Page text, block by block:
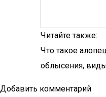
Читайте также:
Что такое
облысения,
Добавить комментарий